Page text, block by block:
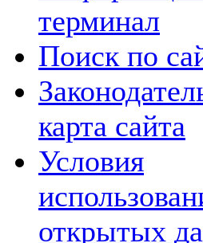
терминал
Поиск по
карта сайта
Условия
открытых